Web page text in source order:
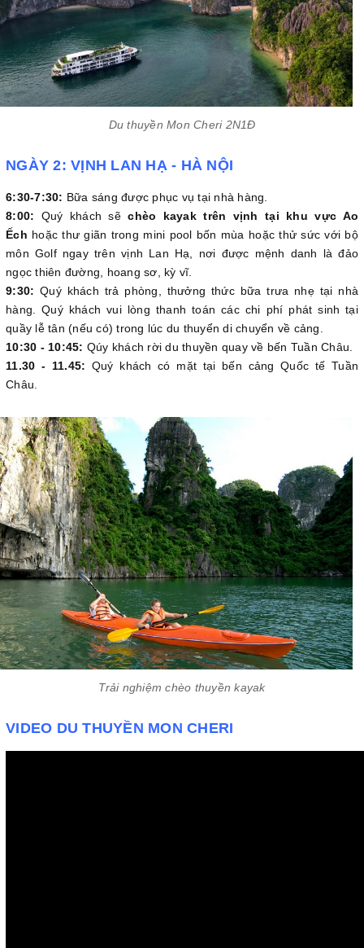
Du thuyền Mon Cheri 2N1Đ
NGÀY 2: VỊNH LAN HẠ - HÀ NỘI
6:30-7:30: Bữa sáng được phục vụ tại nhà hàng.
8:00: Quý khách sẽchèo kayak trên vịnh tại khu vực Ao
Ếch hoặc thư giãn trong mini pool bốn mùa hoặc thử sức với bộ
môn Golf ngay trên vịnh Lan Hạ, nơi được mệnh danh là đảo
ngọc thiên đường, hoang sơ, kỳ vĩ.
9:30:Quý khách trả phòng, thưởng thức bữa trưa nhẹ tại nhà
hàng. Quý khách vui lòng thanh toán các chi phí phát sinh tại
quầy lễ tân (nếu có) trong lúc du thuyển di chuyển về cảng.
10:30 - 10:45: Qúy khách rời du thuyền quay về bến Tuần Châu.
11.30 - 11.45: Quý khách có mặt tại bến cảng Quốc tế Tuần
Châu.
Trải nghiệm chèo thuyền kayak
VIDEO DU THUYỀN MON CHERI